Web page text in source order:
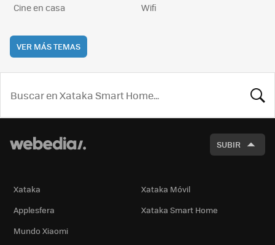
Cine en casa
Wifi
VER MÁS TEMAS
SUBIR
Xataka
Xataka Móvil
Applesfera
Xataka Smart Home
Mundo Xiaomi